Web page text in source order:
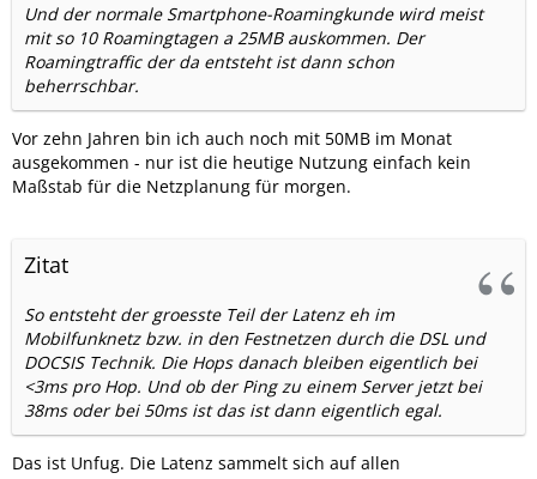
Und der normale Smartphone-Roamingkunde wird meist
mit so 10 Roamingtagen a 25MB auskommen. Der
Roamingtraffic der da entsteht ist dann schon
beherrschbar.
Vor zehn Jahren bin ich auch noch mit 50MB im Monat
ausgekommen - nur ist die heutige Nutzung einfach kein
Maßstab für die Netzplanung für morgen.
Zitat
So entsteht der groesste Teil der Latenz eh im
Mobilfunknetz bzw. in den Festnetzen durch die DSL und
DOCSIS Technik. Die Hops danach bleiben eigentlich bei
<3ms pro Hop. Und ob der Ping zu einem Server jetzt bei
38ms oder bei 50ms ist das ist dann eigentlich egal.
Das ist Unfug. Die Latenz sammelt sich auf allen